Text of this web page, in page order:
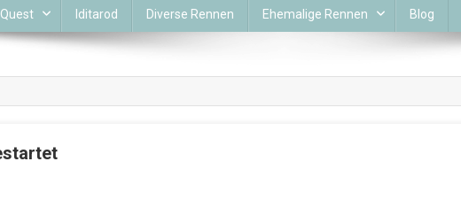
Iditarod Diverse Rennen Ehemalige Rennen Blog